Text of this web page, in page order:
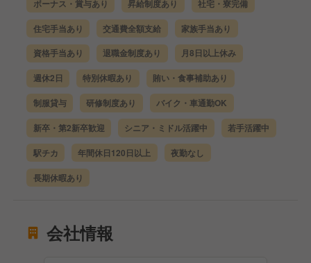
ボーナス・賞与あり 昇給制度あり 社宅・寮完備
住宅手当あり 交通費全額支給 家族手当あり
資格手当あり 退職金制度あり 月8日以上休み
週休2日 特別休暇あり 賄い・食事補助あり
制服貸与 研修制度あり バイク・車通勤OK
新卒・第2新卒歓迎 シニア・ミドル活躍中 若手活躍中
駅チカ 年間休日120日以上 夜勤なし
長期休暇あり
会社情報